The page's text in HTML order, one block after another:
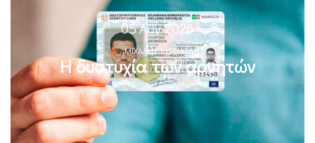
05 Αυγ 2026
ΜΙΧΆΛΗΣ ΚΥΡΙΑΚΊΔΗΣ
Η δυστυχία των αρνητών